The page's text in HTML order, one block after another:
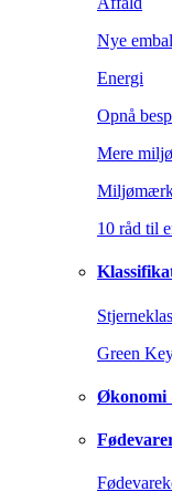
Nye
Energi
Opnå
Mere
10 råd til
Green